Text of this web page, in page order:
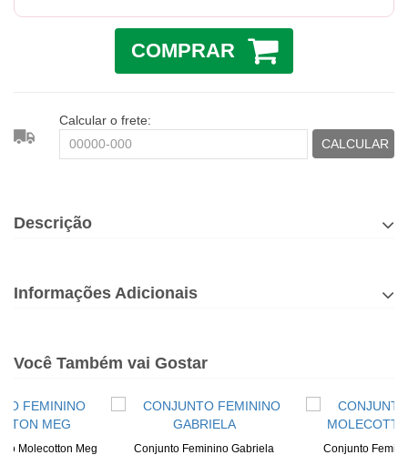
COMPRAR
Calcular o frete:
CALCULAR
Descrição
Informações Adicionais
Você Também vai Gostar
Molecotton Meg Conjunto Feminino Gabriela Conjunto